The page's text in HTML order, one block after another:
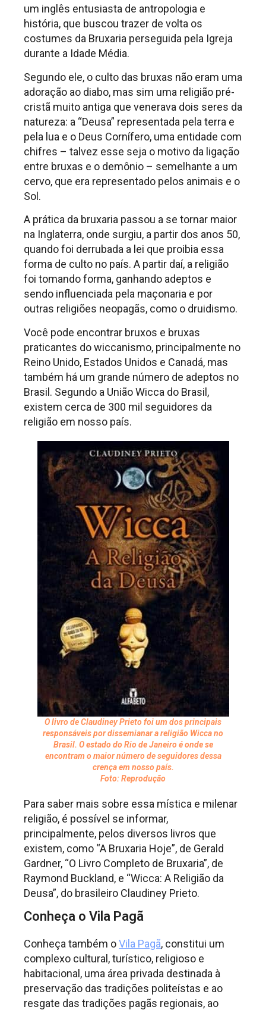
um inglês entusiasta de antropologia e
história, que buscou trazer de volta os
costumes da Bruxaria perseguida pela Igreja
durante a Idade Média.
Segundo ele, o culto das bruxas não eram uma
adoração ao diabo, mas sim uma religião pré-
cristã muito antiga que venerava dois seres da
natureza: a “Deusa” representada pela terra e
pela lua e o Deus Cornífero, uma entidade com
chifres – talvez esse seja o motivo da ligação
entre bruxas e o demônio – semelhante a um
cervo, que era representado pelos animais e o
Sol.
A prática da bruxaria passou a se tornar maior
na Inglaterra, onde surgiu, a partir dos anos 50,
quando foi derrubada a lei que proibia essa
forma de culto no país. A partir daí, a religião
foi tomando forma, ganhando adeptos e
sendo influenciada pela maçonaria e por
outras religiões neopagãs, como o druidismo.
Você pode encontrar bruxos e bruxas
praticantes do wiccanismo, principalmente no
Reino Unido, Estados Unidos e Canadá, mas
também há um grande número de adeptos no
Brasil. Segundo a União Wicca do Brasil,
existem cerca de 300 mil seguidores da
religião em nosso país.
O livro de Claudiney Prieto foi um dos principais
responsáveis por dissemianar a religião Wicca no
Brasil. O estado do Rio de Janeiro é onde se
encontram o maior número de seguidores dessa
crença em nosso país.
Foto: Reprodução
Para saber mais sobre essa mística e milenar
religião, é possível se informar,
principalmente, pelos diversos livros que
existem, como “A Bruxaria Hoje”, de Gerald
Gardner, “O Livro Completo de Bruxaria”, de
Raymond Buckland, e “Wicca: A Religião da
Deusa”, do brasileiro Claudiney Prieto.
Conheça o Vila Pagã
Conheça também oVila Pagã, constitui um
complexo cultural, turístico, religioso e
habitacional, uma área privada destinada à
preservação das tradições politeístas e ao
resgate das tradições pagãs regionais, ao